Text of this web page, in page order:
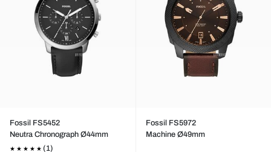
Fossil FS5452
Neutra Chronograph Ø44mm
(1)
Fossil FS5972
Machine Ø49mm